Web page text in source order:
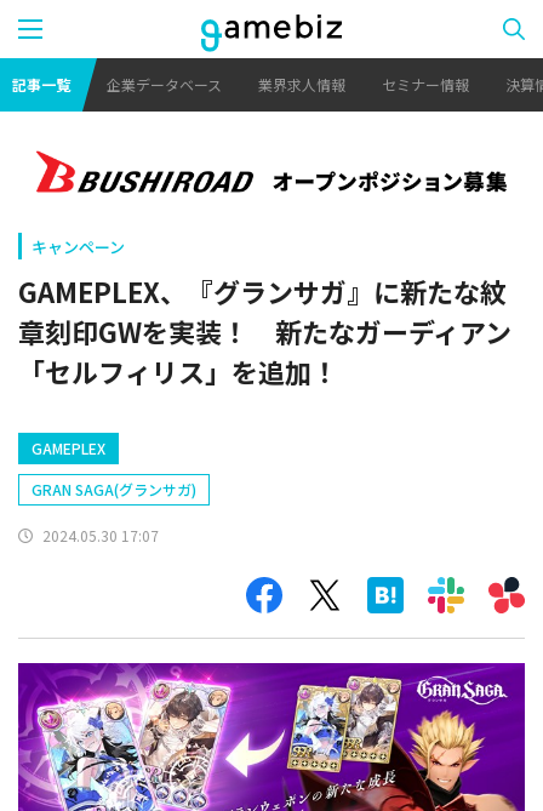
記事一覧 企業データベース 業界求人情報 セミナー情報 決算
キャンペーン
GAMEPLEX、『グランサガ』に新たな紋
章刻印GWを実装！ 新たなガーディアン
「セルフィリス」を追加！
GAMEPLEX
GRAN SAGA(グランサガ)
2024.05.30 17:07